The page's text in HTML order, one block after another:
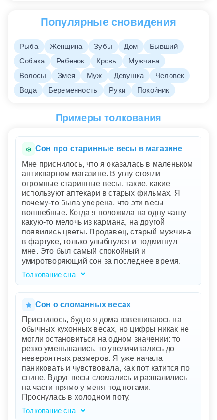
Популярные сновидения
Рыба Женщина Зубы Дом
Бывший
Собака
Ребенок Кровь
Мужчина
Волосы
Змея Муж Девушка
Человек
Вода
Беременность Руки Покойник
Примеры толкования
Сон про старинные весы в магазине
Мне приснилось, что я оказалась в маленьком
антикварном магазине. В углу стояли
огромные старинные весы, такие, какие
используют аптекари в старых фильмах. Я
почему-то была уверена, что эти весы
волшебные. Когда я положила на одну чашу
какую-то мелочь из кармана, на другой
появились цветы. Продавец, старый мужчина
в фартуке, только улыбнулся и подмигнул
мне. Это был самый спокойный и
умиротворяющий сон за последнее время.
Толкование сна
Ваш сон, словно путешествие в мир
спокойствия и магии, отражает ваше
внутреннее стремление к гармонии и
символизирует поиск мудрости и ценностей
прошлого. Старинные весы, которые
превращают мелочь в цветы, говорят о вашей
способности находить красоту и
положительные моменты в повседневной
жизни. Улыбка продавца символизирует
признание ваших усилий и поддержку со
стороны окружающих.
Сон о сломанных весах
Приснилось, будто я дома взвешиваюсь на
обычных кухонных весах, но цифры никак не
могли остановиться на одном значении: то
резко уменьшались, то увеличивались до
невероятных размеров. Я уже начала
паниковать и чувствовала, как пот катится по
спине. Вдруг весы сломались и развалились
на части прямо у меня под ногами.
Проснулась в холодном поту.
Толкование сна